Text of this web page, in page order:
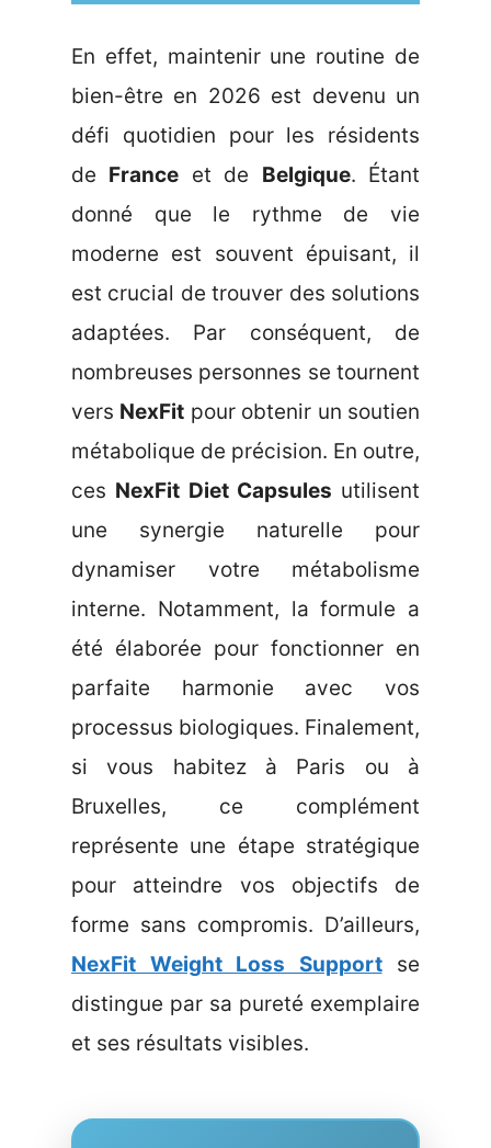
En effet, maintenir une routine de
bien-être en 2026 est devenu un
défi quotidien pour les résidents
de France et de Belgique. Étant
donné que le rythme de vie
moderne est souvent épuisant, il
est crucial de trouver des solutions
adaptées. Par conséquent, de
nombreuses personnes se tournent
vers NexFit pour obtenir un soutien
métabolique de précision. En outre,
ces NexFit Diet Capsules utilisent
une synergie naturelle pour
dynamiser votre métabolisme
interne. Notamment, la formule a
été élaborée pour fonctionner en
parfaite harmonie avec vos
processus biologiques. Finalement,
si vous habitez à Paris ou à
Bruxelles, ce complément
représente une étape stratégique
pour atteindre vos objectifs de
forme sans compromis. D’ailleurs,
NexFit Weight Loss Supportse
distingue par sa pureté exemplaire
et ses résultats visibles.